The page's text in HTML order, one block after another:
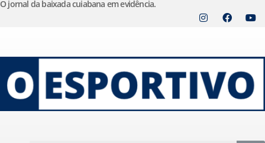
o
conteúdo
O jornal da baixada cuiabana em evidência.